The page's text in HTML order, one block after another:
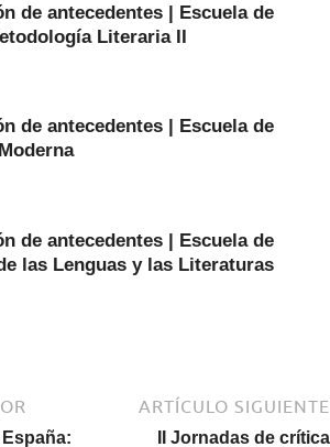
de antecedentes | Escuela de
Literaria II
de antecedentes | Escuela de
de antecedentes | Escuela de
las Lenguas y las Literaturas
ARTÍCULO SIGUIENTE
II Jornadas de crítica